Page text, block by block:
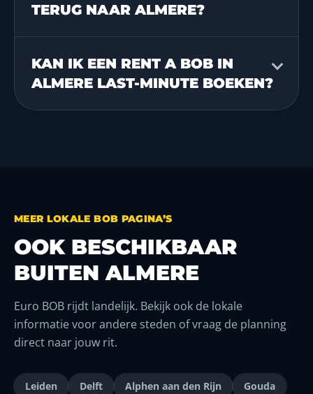
TERUG NAAR ALMERE?
KAN IK EEN RENT A BOB IN
ALMERE LAST-MINUTE BOEKEN?
MEER LOKALE BOB PAGINA’S
OOK BESCHIKBAAR
BUITEN ALMERE
Euro BOB rijdt landelijk. Bekijk ook de lokale
informatie voor andere steden of vraag de planning
direct naar jouw rit.
Leiden Delft Alphen aan den Rijn
Gouda